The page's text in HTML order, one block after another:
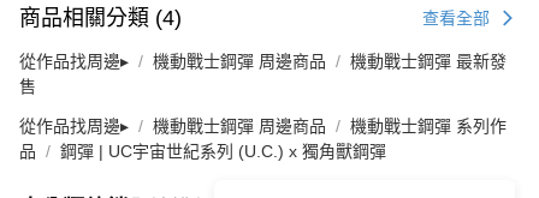
商品相關分類 (4) 查看全部
從作品找周邊▸ 機動戰士鋼彈 周邊商品
機動戰士鋼彈 最新發
售
從作品找周邊▸ 機動戰士鋼彈 周邊商品
機動戰士鋼彈 系列作
品
鋼彈 | UC宇宙世紀系列 (U.C.) x 獨角獸鋼彈